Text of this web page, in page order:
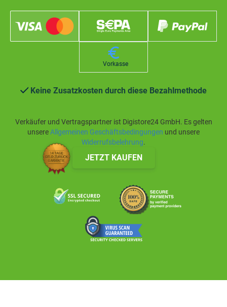
Vorkasse
Keine Zusatzkosten durch diese Bezahlmethode
Verkäufer und Vertragspartner ist Digistore24 GmbH. Es gelten
unsereAllgemeinen Geschäftsbedingungen und unsere
Widerrufsbelehrung.
JETZT KAUFEN